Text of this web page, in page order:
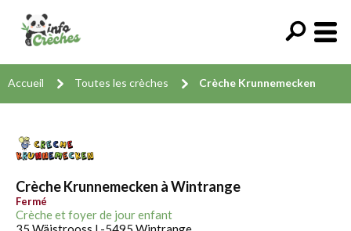
Accueil Toutes les crèches Crèche Krunnemecken
Crèche Krunnemecken à Wintrange
Fermé
Crèche et foyer de jour enfant